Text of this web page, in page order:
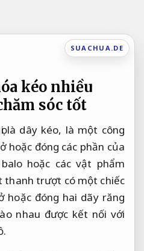
SUACHUA.DE
kéo nhiều
sóc tốt
là dây kéo, là một công
hoặc đóng các phần của
hoặc các vật phẩm
thanh trượt có một chiếc
hoặc đóng hai dãy răng
nhau được kết nối với